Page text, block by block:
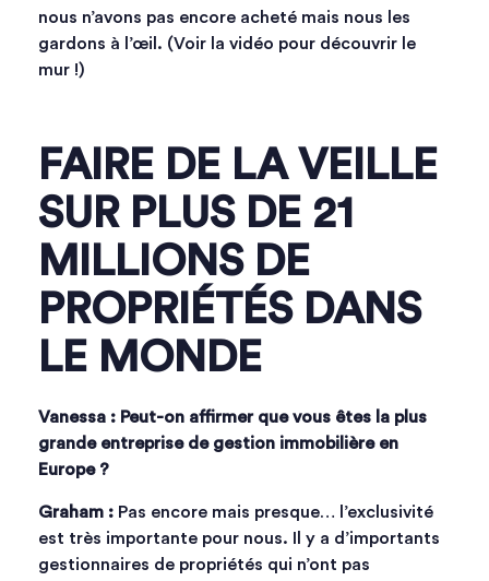
nous n’avons pas encore acheté mais nous les
gardons à l’œil. (Voir la vidéo pour découvrir le
mur !)
FAIRE DE LA VEILLE
SUR PLUS DE 21
MILLIONS DE
PROPRIÉTÉS DANS
LE MONDE
Vanessa : Peut-on affirmer que vous êtes la plus
grande entreprise de gestion immobilière en
Europe ?
Graham : Pas encore mais presque… l’exclusivité
est très importante pour nous. Il y a d’importants
gestionnaires de propriétés qui n’ont pas